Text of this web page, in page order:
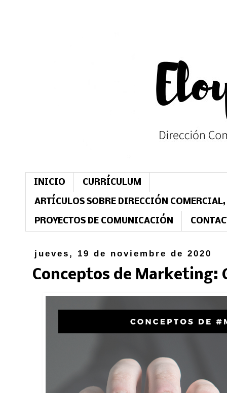
INICIO CURRÍCULUM
ARTÍCULOS SOBRE DIRECCIÓN
PROYECTOS DE COMUNICACIÓN
jueves, 19 de noviembre de 2020
Conceptos de Marketing: